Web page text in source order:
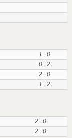
1 : 0
0 : 2
2 : 0
1 : 2
2 : 0
2 : 0